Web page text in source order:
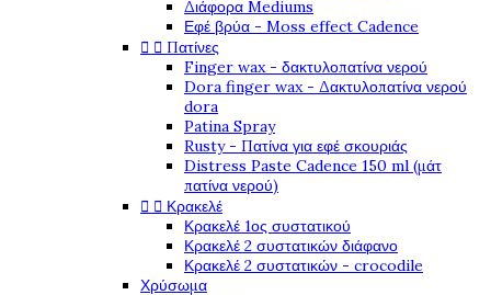
Διάφορα Mediums
Εφέ βρύα - Moss effect Cadence
  Πατίνες
Finger wax - δακτυλοπατίνα νερού
Dora finger wax - Δακτυλοπατίνα νερού
dora
Patina Spray
Rusty - Πατίνα για εφέ σκουριάς
Distress Paste Cadence 150 ml (μάτ
πατίνα νερού)
  Κρακελέ
Κρακελέ 1ος συστατικού
Κρακελέ 2 συστατικών διάφανο
Κρακελέ 2 συστατικών - crocodile
Χρύσωμα